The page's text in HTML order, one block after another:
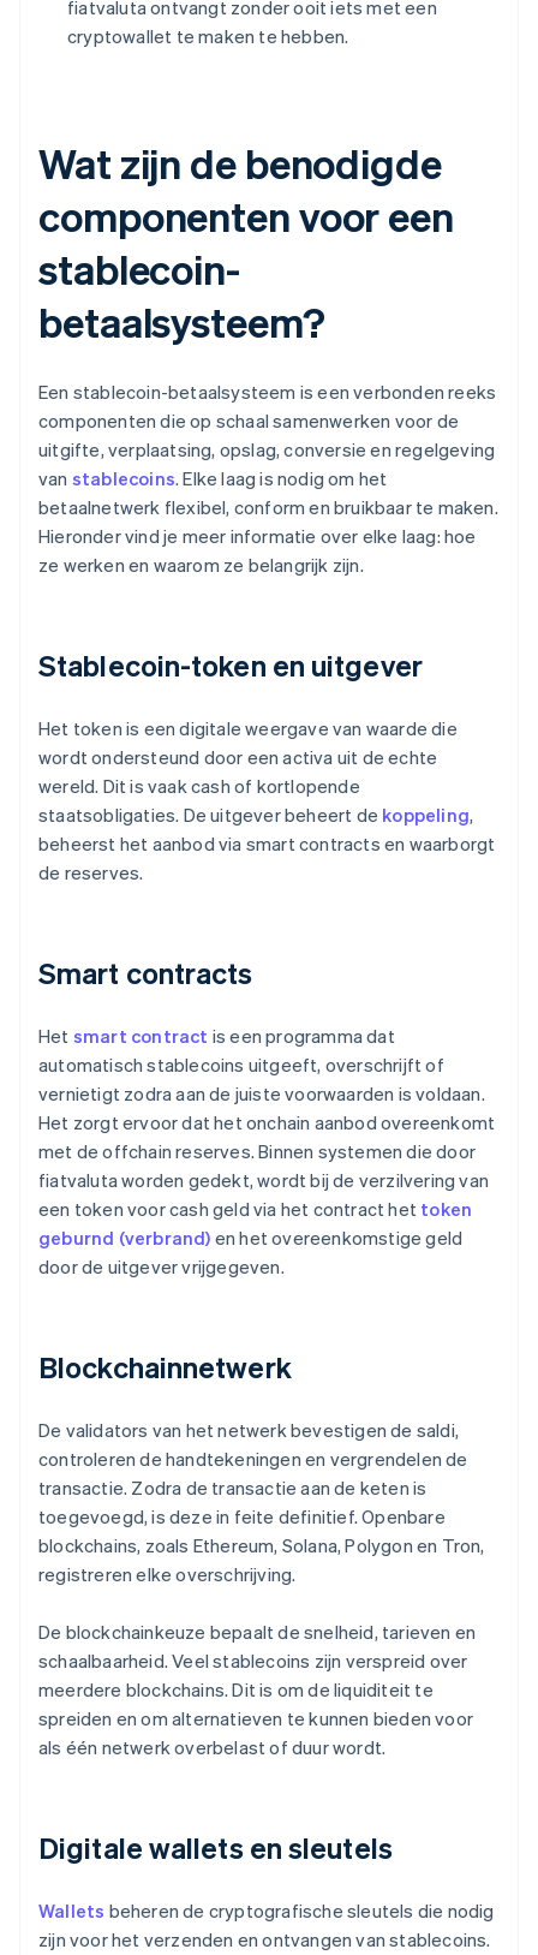
fiatvaluta ontvangt zonder ooit iets met een
cryptowallet te maken te hebben.
Wat zijn de benodigde
componenten voor een
stablecoin-
betaalsysteem?
Een stablecoin-betaalsysteem is een verbonden reeks
componenten die op schaal samenwerken voor de
uitgifte, verplaatsing, opslag, conversie en regelgeving
van stablecoins. Elke laag is nodig om het
betaalnetwerk flexibel, conform en bruikbaar te maken.
Hieronder vind je meer informatie over elke laag: hoe
ze werken en waarom ze belangrijk zijn.
Stablecoin-token en uitgever
Het token is een digitale weergave van waarde die
wordt ondersteund door een activa uit de echte
wereld. Dit is vaak cash of kortlopende
staatsobligaties. De uitgever beheert de koppeling,
beheerst het aanbod via smart contracts en waarborgt
de reserves.
Smart contracts
Het smart contract is een programma dat
automatisch stablecoins uitgeeft, overschrijft of
vernietigt zodra aan de juiste voorwaarden is voldaan.
Het zorgt ervoor dat het onchain aanbod overeenkomt
met de offchain reserves. Binnen systemen die door
fiatvaluta worden gedekt, wordt bij de verzilvering van
een token voor cash geld via het contract het token
geburnd (verbrand) en het overeenkomstige geld
door de uitgever vrijgegeven.
Blockchainnetwerk
De validators van het netwerk bevestigen de saldi,
controleren de handtekeningen en vergrendelen de
transactie. Zodra de transactie aan de keten is
toegevoegd, is deze in feite definitief. Openbare
blockchains, zoals Ethereum, Solana, Polygon en Tron,
registreren elke overschrijving.
De blockchainkeuze bepaalt de snelheid, tarieven en
schaalbaarheid. Veel stablecoins zijn verspreid over
meerdere blockchains. Dit is om de liquiditeit te
spreiden en om alternatieven te kunnen bieden voor
als één netwerk overbelast of duur wordt.
Digitale wallets en sleutels
Wallets beheren de cryptografische sleutels die nodig
zijn voor het verzenden en ontvangen van stablecoins.